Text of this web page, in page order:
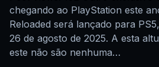
chegando ao PlayStation este
Reloaded será lançado para
26 de agosto de 2025. A esta
este não são nenhuma…